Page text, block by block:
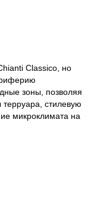
Classico, но
зоны, позволяя
терруара, стилевую
микроклимата на